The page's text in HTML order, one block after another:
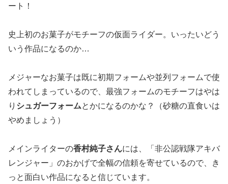
ート！
史上初のお菓子がモチーフの仮面ライダー。いったいどう
いう作品になるのか…
メジャーなお菓子は既に初期フォームや並列フォームで使
われてしまっているので、最強フォームのモチーフはやは
り シュガーフォームとかになるのかな？（砂糖の直食いは
やめましょう）
メインライターの香村純子さんには、「非公認戦隊アキバ
レンジャー」のおかげで全幅の信頼を寄せているので、き
っと面白い作品になると信じています。